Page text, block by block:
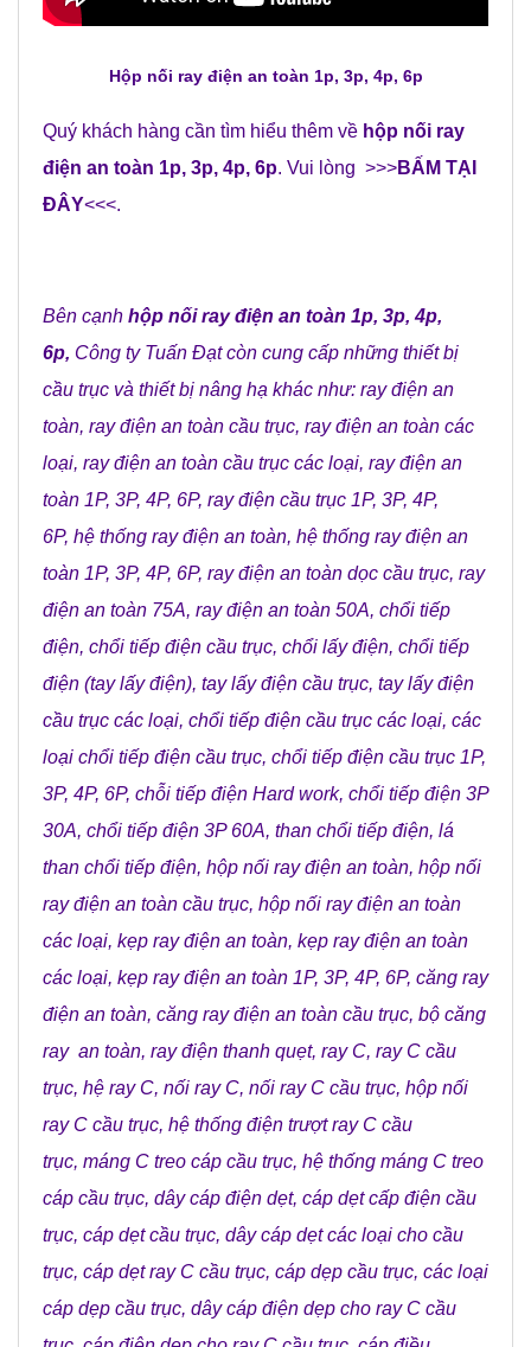
Hộp nối ray điện an toàn 1p, 3p, 4p, 6p
Quý khách hàng cần tìm hiểu thêm về hộp nối ray
điện an toàn 1p, 3p, 4p, 6p. Vui lòng >>>BẤM TẠI
ĐÂY<<<.
Bên cạnh hộp nối ray điện an toàn 1p, 3p, 4p,
6p, Công ty Tuấn Đạtcòn cung cấp những thiết bị
cầu trục và thiết bị nâng hạ khác như: ray điện an
toàn, ray điện an toàn cầu trục, ray điện an toàn các
loại, ray điện an toàn cầu trục các loại, ray điện an
toàn 1P, 3P, 4P, 6P, ray điện cầu trục 1P, 3P, 4P,
6P, hệ thống ray điện an toàn, hệ thống ray điện an
toàn 1P, 3P, 4P, 6P, ray điện an toàn dọc cầu trục, ray
điện an toàn 75A, ray điện an toàn 50A, chổi tiếp
điện, chổi tiếp điện cầu trục, chổi lấy điện, chổi tiếp
điện (tay lấy điện), tay lấy điện cầu trục, tay lấy điện
cầu trục các loại, chổi tiếp điện cầu trục các loại, các
loại chổi tiếp điện cầu trục, chổi tiếp điện cầu trục 1P,
3P, 4P, 6P, chỗi tiếp điện Hard work, chổi tiếp điện 3P
30A, chổi tiếp điện 3P 60A, than chổi tiếp điện, lá
than chổi tiếp điện, hộp nối ray điện an toàn, hộp nối
ray điện an toàn cầu trục, hộp nối ray điện an toàn
các loại, kẹp ray điện an toàn, kẹp ray điện an toàn
các loại, kẹp ray điện an toàn 1P, 3P, 4P, 6P, căng ray
điện an toàn, căng ray điện an toàn cầu trục, bộ căng
ray an toàn, ray điện thanh quẹt, ray C, ray C cầu
trục, hệ ray C, nối ray C, nối ray C cầu trục, hộp nối
ray C cầu trục, hệ thống điện trượt ray C cầu
trục, máng C treo cáp cầu trục, hệ thống máng C treo
cáp cầu trục, dây cáp điện dẹt, cáp dẹt cấp điện cầu
trục, cáp dẹt cầu trục, dây cáp dẹt các loại cho cầu
trục, cáp dẹt ray C cầu trục, cáp dẹp cầu trục, các loại
cáp dẹp cầu trục, dây cáp điện dẹp cho ray C cầu